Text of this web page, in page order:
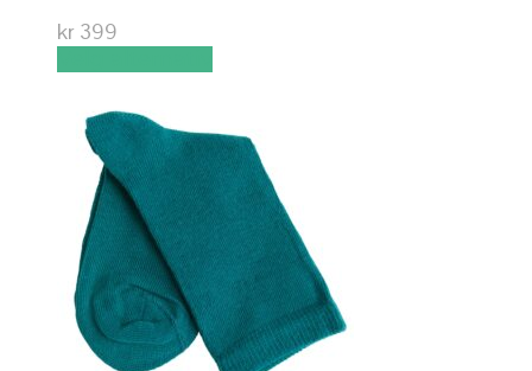
kr 399